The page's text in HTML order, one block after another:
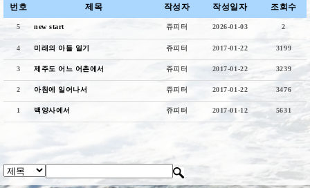
번호 제목 작성자 작성일자 조회수
5 new start 쥬피터 2026-01-03 2
4 미래의 아들 일기 쥬피터 2017-01-22 3199
3 제주도 어느 어촌에서 쥬피터 2017-01-22 3239
2 아침에 일어나서 쥬피터 2017-01-22 3476
1 백양사에서 쥬피터 2017-01-12 5631